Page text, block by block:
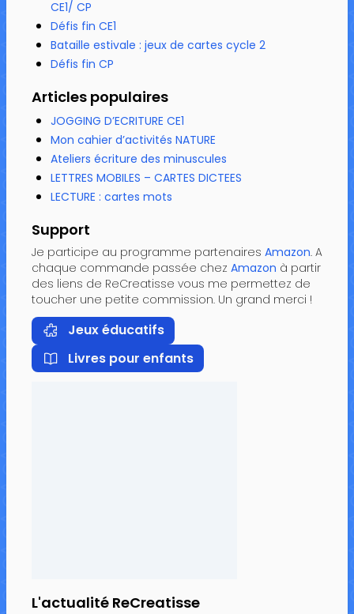
CE1/ CP
Défis fin CE1
Bataille estivale : jeux de cartes cycle 2
Défis fin CP
Articles populaires
JOGGING D’ECRITURE CE1
Mon cahier d’activités NATURE
Ateliers écriture des minuscules
LETTRES MOBILES – CARTES DICTEES
LECTURE : cartes mots
Support
Je participe au programme partenaires Amazon. A
chaque commande passée chez Amazon à partir
des liens de ReCreatisse vous me permettez de
toucher une petite commission. Un grand merci !
Jeux éducatifs
Livres pour enfants
L'actualité ReCreatisse